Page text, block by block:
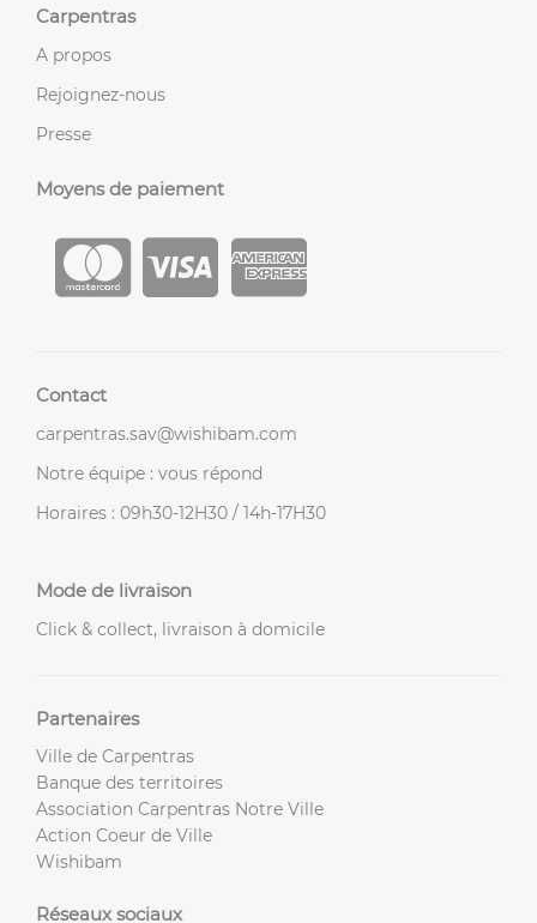
Carpentras
A propos
Rejoignez-nous
Presse
Moyens de paiement
Contact
carpentras.sav@wishibam.com
Notre équipe : vous répond
Horaires : 09h30-12H30 / 14h-17H30
Mode de livraison
Click & collect, livraison à domicile
Partenaires
Ville de Carpentras
Banque des territoires
Association Carpentras Notre Ville
Action Coeur de Ville
Wishibam
Réseaux sociaux